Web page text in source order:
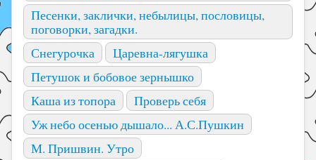
Песенки, заклички, небылицы, пословицы,
поговорки, загадки.
Снегурочка
Царевна-лягушка
Петушок и бобовое зернышко
Каша из топора
Проверь себя
Уж небо осенью дышало... А.С.Пушкин
М. Пришвин. Утро